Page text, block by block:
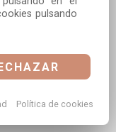
pulsando
Política de cookies